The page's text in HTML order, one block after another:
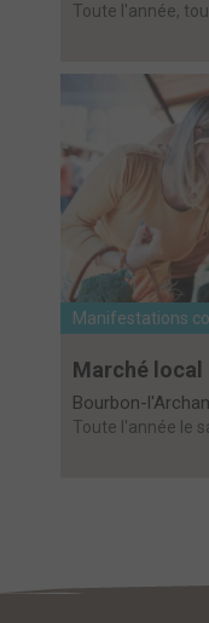
Toute l'année,
Manifestations
Marché local
Bourbon-
Toute l'année le